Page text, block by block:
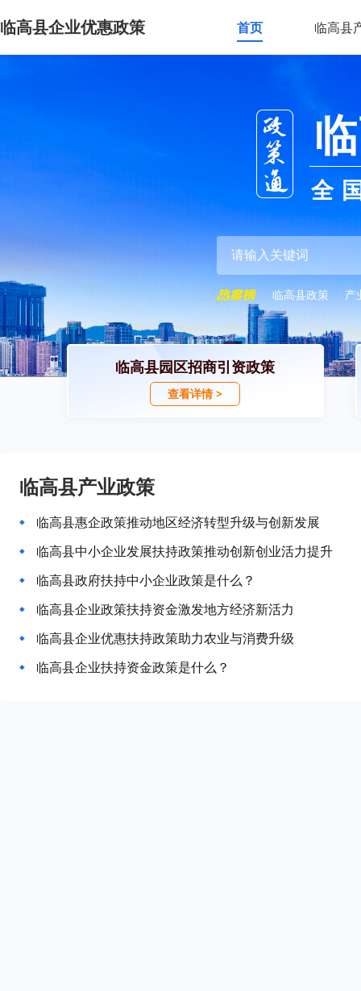
临高县企业优惠政策 首页 临高县
全
临高县政策 产
临高县园区招商引资政策
查看详情 >
临高县产业政策
临高县惠企政策推动地区经济转型升级与创新发展
临高县中小企业发展扶持政策推动创新创业活力提升
临高县政府扶持中小企业政策是什么？
临高县企业政策扶持资金激发地方经济新活力
临高县企业优惠扶持政策助力农业与消费升级
临高县企业扶持资金政策是什么？